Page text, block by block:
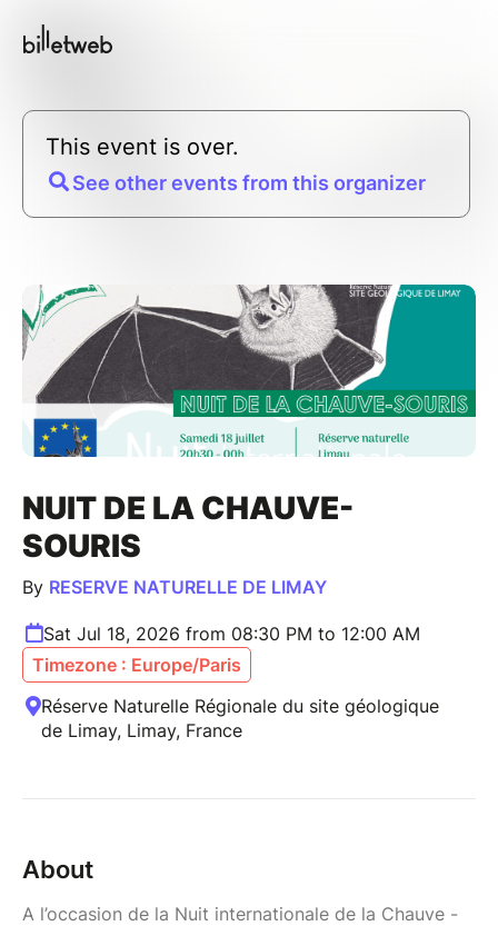
This event is over.
See other events from this organizer
NUIT DE LA CHAUVE-
SOURIS
By RESERVE NATURELLE DE LIMAY
Sat Jul 18, 2026 from 08:30 PM to 12:00 AM
Timezone : Europe/Paris
Réserve Naturelle Régionale du site géologique
de Limay, Limay, France
About
A l’occasion de la Nuit internationale de la Chauve -